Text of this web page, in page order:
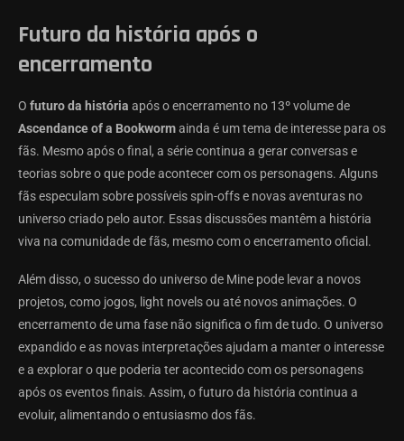
Futuro da história após o
encerramento
O futuro da história após o encerramento no 13º volume de
Ascendance of a Bookwormainda é um tema de interesse para os
fãs. Mesmo após o final, a série continua a gerar conversas e
teorias sobre o que pode acontecer com os personagens. Alguns
fãs especulam sobre possíveis spin-offs e novas aventuras no
universo criado pelo autor. Essas discussões mantêm a história
viva na comunidade de fãs, mesmo com o encerramento oficial.
Além disso, o sucesso do universo de Mine pode levar a novos
projetos, como jogos, light novels ou até novos animações. O
encerramento de uma fase não significa o fim de tudo. O universo
expandido e as novas interpretações ajudam a manter o interesse
e a explorar o que poderia ter acontecido com os personagens
após os eventos finais. Assim, o futuro da história continua a
evoluir, alimentando o entusiasmo dos fãs.